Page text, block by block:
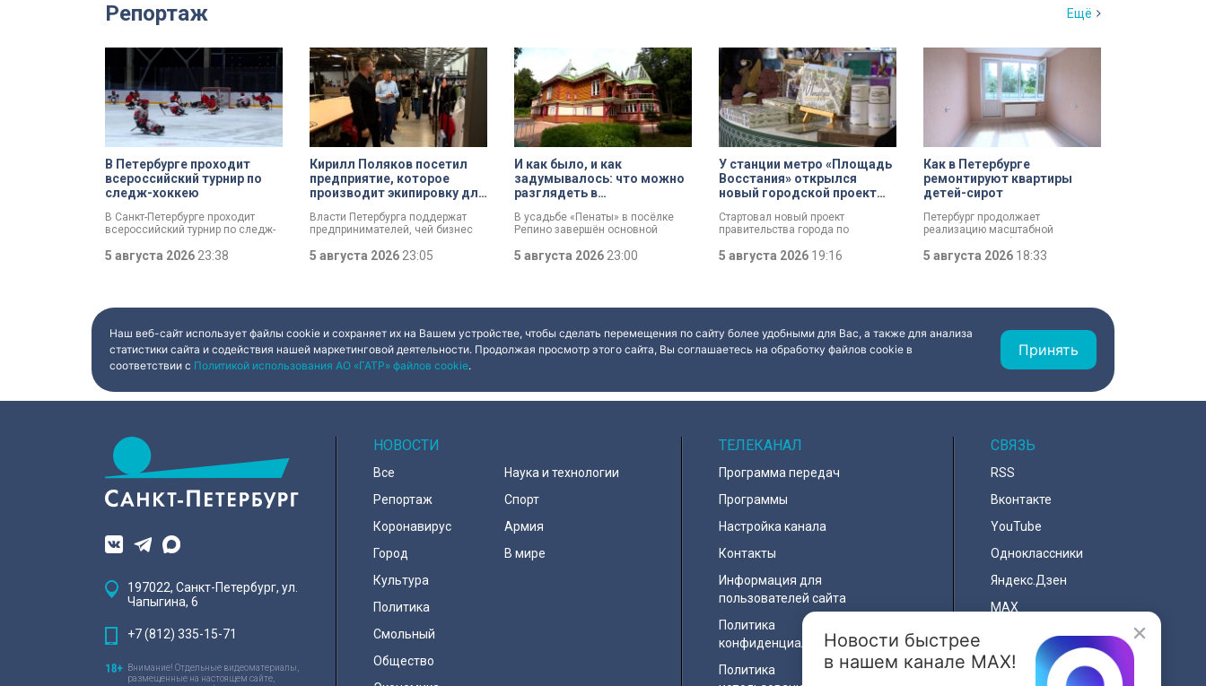
Репортаж Ещё
В Петербурге проходит
всероссийский турнир по
следж-хоккею
В Санкт-Петербурге проходит
всероссийский турнир по следж-
только медали, но и возможность
в следующем сезоне стать
5 августа 2026 23:38
Кирилл Поляков посетил
предприятие, которое
производит экипировку для
Власти Петербурга поддержат
предпринимателей, чей бизнес
складах маркетплейсов.
Разработать специальный пакет
Беглов. Сегодня об этом заявил
во время визита на одно из
пострадавших предприятий.
Компания шьет экипировку для
спортсменов и крупных
спортивной одежды потерял
товар почти на 10 миллионов
5 августа 2026 23:05
И как было, и как
задумывалось: что можно
разглядеть в
«Пенаты»
В усадьбе «Пенаты» в посёлке
Репино завершён основной
работ. И впервые за 60 лет в
музее готовы показать
подлинный замысел художника.
возможность увидеть не только
как было, но и как задумывалось.
Это и пространственная логика,
комнат. Как отметил губернатор
Александр Беглов, все
5 августа 2026 23:00
У станции метро «Площадь
Восстания» открылся
новый городской проект
Стартовал новый проект
правительства города по
«Петербургский сувенир». Его
задача — помочь локальным
креативной экономики, доля
валового регионального
продукта. Где открылась первая
торговая площадка проекта и кто
5 августа 2026 19:16
Как в Петербурге
ремонтируют квартиры
детей-сирот
Петербург продолжает
реализацию масштабной
программы по обеспечению
жильем детей-сирот. В неё также
входит и ремонт квартир, которые
порядок привели более 500
2026 года отремонтируют ещё
порядка 70 квартир.
5 августа 2026 18:33
Новости быстрее
в нашем канале MAX!
Наш веб-сайт использует файлы cookie и сохраняет их на Вашем устройстве, чтобы сделать перемещения по сайту более удобными для Вас, а также для анализа
статистики сайта и содействия нашей маркетинговой деятельности. Продолжая просмотр этого сайта, Вы соглашаетесь на обработку файлов cookie в
соответствии с Политикой использования АО «ГАТР» файлов cookie.
Принять
197022, Санкт-Петербург, ул.
Чапыгина, 6
+7 (812) 335-15-71
Внимание! Отдельные видеоматериалы,
размещенные на настоящем сайте,
НОВОСТИ
Все
Репортаж
Коронавирус
Город
Культура
Политика
Смольный
Общество
Наука и технологии
Спорт
Армия
В мире
ТЕЛЕКАНАЛ
Программа передач
Программы
Настройка канала
Контакты
Информация для
пользователей сайта
Политика
конфиденциальности
Политика
СВЯЗЬ
RSS
Вконтакте
YouTube
Одноклассники
Яндекс.Дзен
MAX